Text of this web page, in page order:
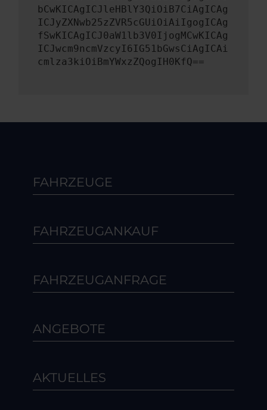
bCwKICAgICJleHBlY3QiOiB7CiAgICAg
ICJyZXNwb25zZVR5cGUiOiAiIgogICAg
fSwKICAgICJ0aW1lb3V0IjogMCwKICAg
ICJwcm9ncmVzcyI6IG51bGwsCiAgICAi
cmlza3kiOiBmYWxzZQogIH0KfQ==
FAHRZEUGE
FAHRZEUGANKAUF
FAHRZEUGANFRAGE
ANGEBOTE
AKTUELLES